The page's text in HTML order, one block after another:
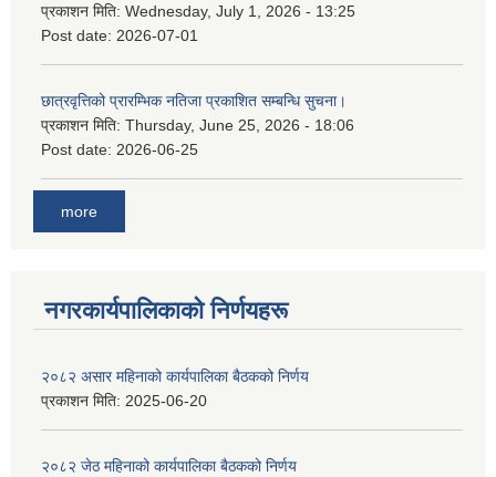
प्रकाशन मिति: Wednesday, July 1, 2026 - 13:25
Post date: 2026-07-01
छात्रवृत्तिको प्रारम्भिक नतिजा प्रकाशित सम्बन्धि सुचना।
प्रकाशन मिति: Thursday, June 25, 2026 - 18:06
Post date: 2026-06-25
more
नगरकार्यपालिकाकाे निर्णयहरू
२०८२ असार महिनाको कार्यपालिका बैठकको निर्णय
प्रकाशन मिति: 2025-06-20
२०८२ जेठ महिनाको कार्यपालिका बैठकको निर्णय